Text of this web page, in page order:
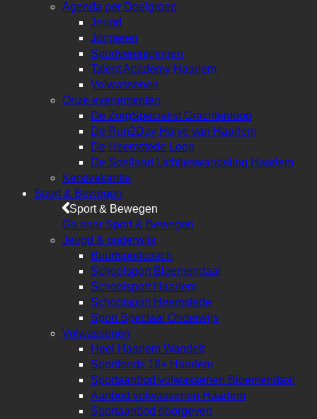
Agenda per Doelgroep
Jeugd
Jongeren
Sportverenigingen
Talent Academy Haarlem
Volwassenen
Onze evenementen
De ZorgSpecialist Grachtenloop
De Run2Day Halve van Haarlem
De Heemstede Loop
De Soellaart Lichtjeswandeling Haarlem
Kerstvakantie
Sport & Bewegen
Sport & Bewegen
Ga naar Sport & Bewegen
Jeugd & onderwijs
Buurtsportcoach
Schoolsport Bloemendaal
Schoolsport Haarlem
Schoolsport Heemstede
Sport Speciaal Onderwijs
Volwassenen
Heel Haarlem Wandelt
Sportfonds 18+ Haarlem
Sportaanbod volwassenen Bloemendaal
Aanbod volwassenen Haarlem
Sportaanbod doorgeven